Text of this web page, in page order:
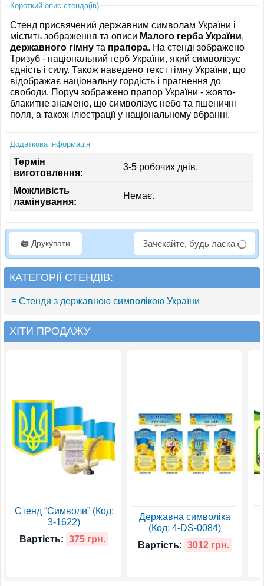
Короткий опис стенда(ів)
Стенд присвячений державним символам України і
містить зображення та описи Малого герба України,
державного гімну та прапора. На стенді зображено
Тризуб - національний герб України, який символізує
єдність і силу. Також наведено текст гімну України, що
відображає національну гордість і прагнення до
свободи. Поруч зображено прапор України - жовто-
блакитне знамено, що символізує небо та пшеничні
поля, а також ілюстрації у національному вбранні.
Додаткова інформація
Термін
виготовлення:
3-5 робочих днів.
Можливість
ламінування:
Немає.
🖨️ Друкувати Зачекайте, будь ласка
КАТЕГОРІЇ СТЕНДІВ:
≡ Стенди з державною символікою України
ХІТИ ПРОДАЖУ
Стенд “Символи” (Код:
3-1622)
Вартість: 375 грн.
Державна символіка
(Код: 4-DS-0084)
Вартість: 3012 грн.